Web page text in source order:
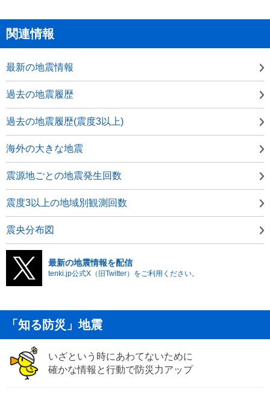
関連情報
最新の地震情報
過去の地震履歴
過去の地震履歴(震度3以上)
海外の大きな地震
震源地ごとの地震発生回数
震度3以上の地域別観測回数
震央分布図
最新の地震情報を配信
tenki.jp公式X（旧Twitter）をご利用ください。
「知る防災」地震
いざという時にあわてないために
確かな情報と行動で防災力アップ